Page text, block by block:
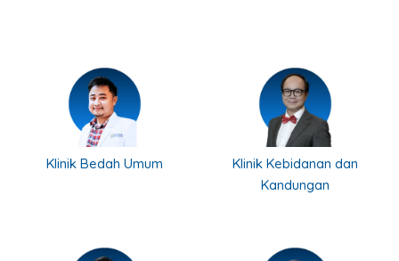
Klinik Bedah Umum
Klinik Kebidanan dan
Kandungan